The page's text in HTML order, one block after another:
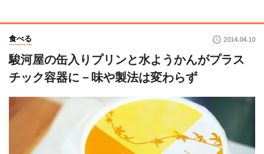
食べる 2014.04.10
駿河屋の缶入りプリンと水ようかんがプラス
チック容器に－味や製法は変わらず